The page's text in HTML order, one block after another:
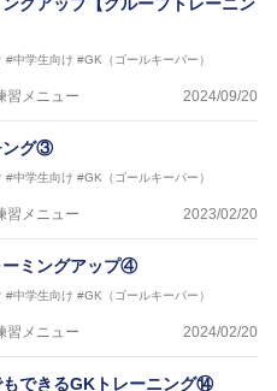
#中学生向け #GK（ゴールキーパー）
習メニュー 2024/09/20
ング③
#中学生向け #GK（ゴールキーパー）
習メニュー 2023/02/20
ーミングアップ④
#中学生向け #GK（ゴールキーパー）
習メニュー 2024/02/20
もできるGKトレーニング⑭